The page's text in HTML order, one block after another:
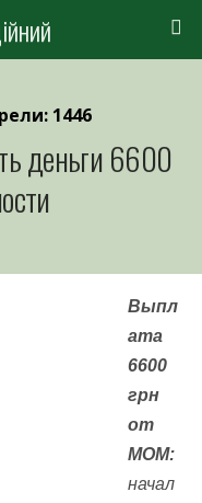
1446
деньги 6600
Выпл
ата
6600
грн
от
МОМ:
начал